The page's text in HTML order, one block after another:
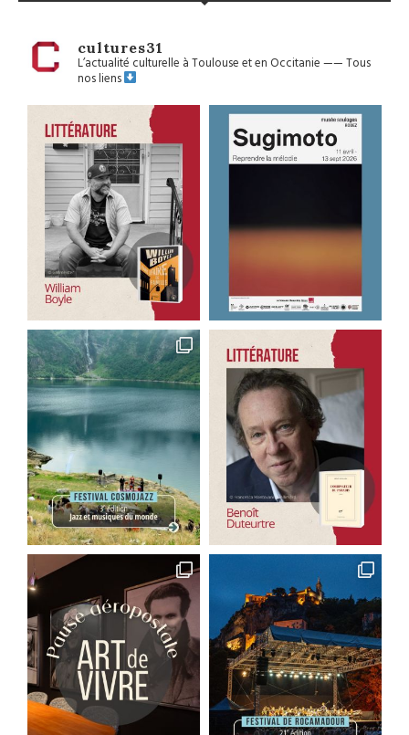
cultures31
L’actualité culturelle à Toulouse et en Occitanie——Tous
nos liens